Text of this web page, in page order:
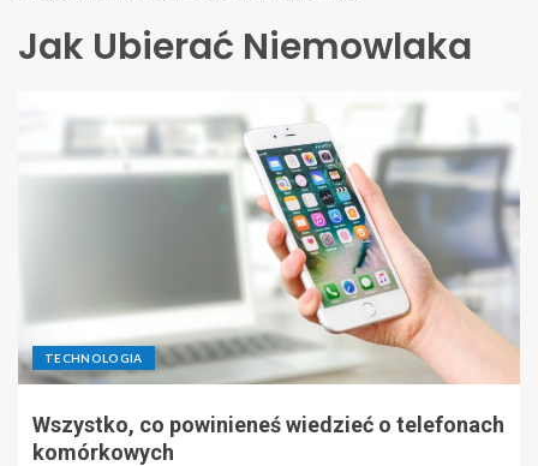
Jak Ubierać Niemowlaka
TECHNOLOGIA
Wszystko, co powinieneś wiedzieć o telefonach
komórkowych